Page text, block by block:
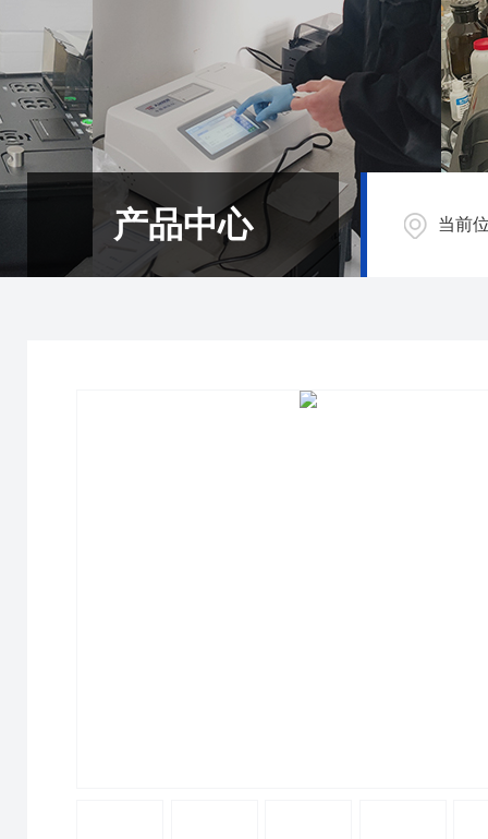
产品中心 当前